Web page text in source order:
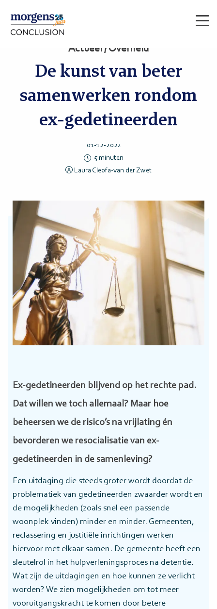
Actueel / Overheid
De kunst van beter
samenwerken rondom
ex-gedetineerden
01-12-2022
5 minuten
Laura Cleofa-van der Zwet
Ex-gedetineerden blijvend op het rechte pad.
Dat willen we toch allemaal? Maar hoe
beheersen we de risico’s na vrijlating én
bevorderen we resocialisatie van ex-
gedetineerden in de samenleving?
Een uitdaging die steeds groter wordt doordat de
problematiek van gedetineerden zwaarder wordt en
de mogelijkheden (zoals snel een passende
woonplek vinden) minder en minder. Gemeenten,
reclassering en justitiële inrichtingen werken
hiervoor met elkaar samen. De gemeente heeft een
sleutelrol in het hulpverleningsproces na detentie.
Wat zijn de uitdagingen en hoe kunnen ze verlicht
worden? We zien mogelijkheden om tot meer
vooruitgangskracht te komen door betere